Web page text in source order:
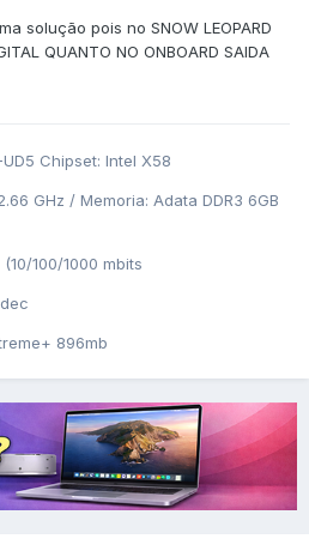
solução pois no SNOW LEOPARD
QUANTO NO ONBOARD SAIDA
Chipset: Intel X58
GHz / Memoria: Adata DDR3 6GB
100/1000 mbits
896mb